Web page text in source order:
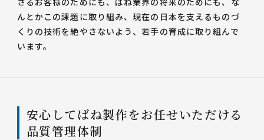
んとかこの課題に取り組み、現在の日本を支えるものづ
くりの技術を絶やさないよう、若手の育成に取り組んで
います。
安心してばね製作をお任せいただける
品質管理体制